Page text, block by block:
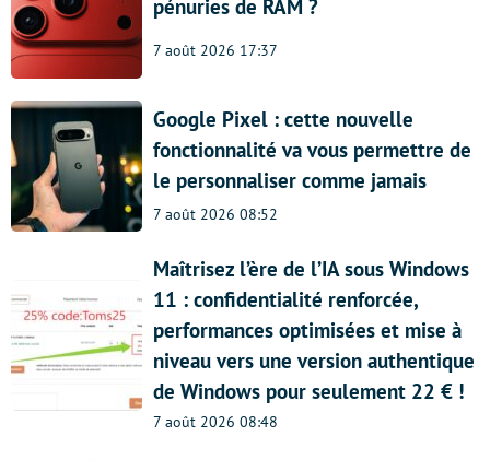
pénuries de RAM ?
7 août 2026 17:37
Google Pixel : cette nouvelle
fonctionnalité va vous permettre de
le personnaliser comme jamais
7 août 2026 08:52
Maîtrisez l’ère de l’IA sous Windows
11 : confidentialité renforcée,
performances optimisées et mise à
niveau vers une version authentique
de Windows pour seulement 22 € !
7 août 2026 08:48